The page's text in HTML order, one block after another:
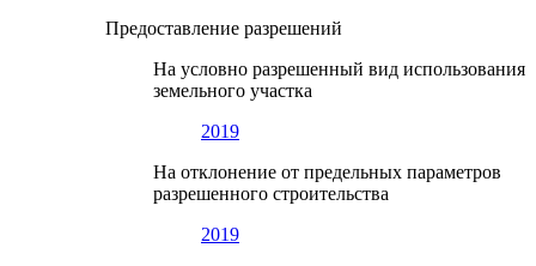
Предоставление разрешений
На условно разрешенный вид использования
земельного участка
2019
На отклонение от предельных параметров
разрешенного строительства
2019